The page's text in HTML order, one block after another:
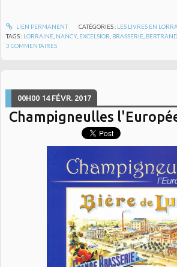
LIEN PERMANENT CATÉGORIES : LES LIVRES EN
TAGS : LORRAINE NANCY, EXCELSIOR BRASSERIE
3 COMMENTAIRES
00H00 14 FÉVR. 2017
Champigneulles